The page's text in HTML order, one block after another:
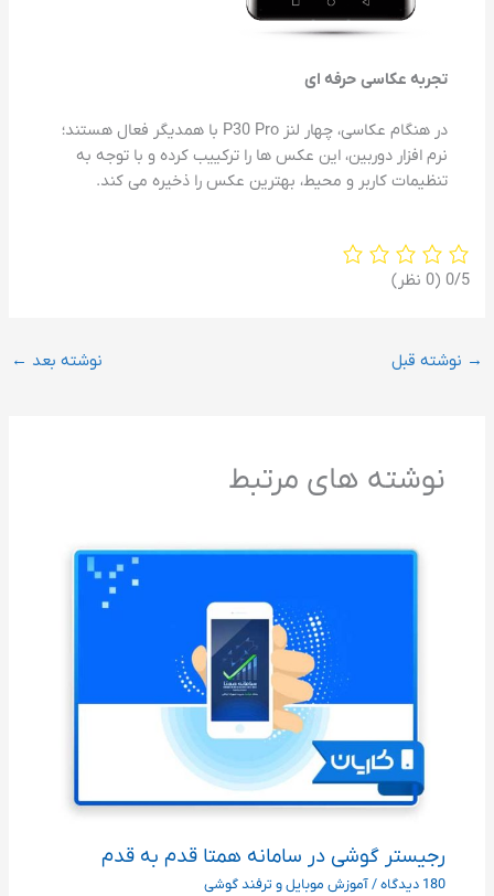
تجربه عکاسی حرفه ای
در هنگام عکاسی، چهار لنز P30 Pro با همدیگر فعال هستند؛
نرم افزار دوربین، این عکس ها را ترکییب کرده و با توجه به
تنظیمات کاربر و محیط، بهترین عکس را ذخیره می کند.
‫0/5 ‫(0 نظر)
→ نوشته قبل نوشته بعد ←
نوشته های مرتبط
رجیستر گوشی در سامانه همتا قدم به قدم
180 دیدگاه /آموزش موبایل و ترفند گوشی